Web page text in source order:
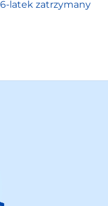
latek zatrzymany